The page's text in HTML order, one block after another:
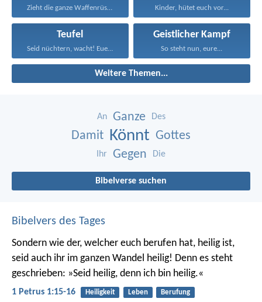
Zieht die ganze Waffenrüstung... Kinder, hütet euch vor...
Teufel
Seid nüchtern, wacht! Euer...
Geistlicher Kampf
So steht nun, eure...
Weitere Themen...
An Ganze Des
Damit Könnt Gottes
Ihr Gegen Die
Bibelverse suchen
Bibelvers des Tages
Sondern wie der, welcher euch berufen hat, heilig ist,
seid auch ihr im ganzen Wandel heilig! Denn es steht
geschrieben: »Seid heilig, denn ich bin heilig.«
1 Petrus 1:15-16 Heiligkeit Leben Berufung